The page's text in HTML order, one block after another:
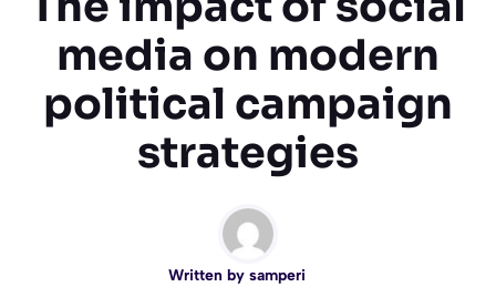
media on modern
political campaign
strategies
Written by samperi